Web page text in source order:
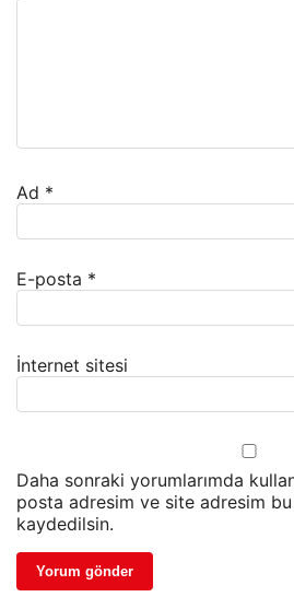
Ad *
E-posta *
İnternet sitesi
Daha sonraki yorumlarımda
posta adresim ve site adresim bu
kaydedilsin.